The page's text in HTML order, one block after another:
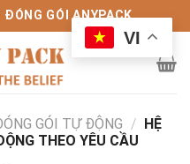
ĐÓNG GÓI ANYPACK
GÓI TỰ ĐỘNG / HỆ
THEO YÊU CẦU
VI